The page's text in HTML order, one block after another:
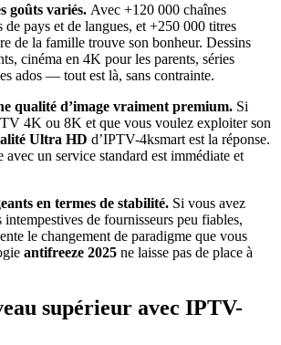
goûts variés. Avec +120 000 chaînes
de pays et de langues, et +250 000 titres
de la famille trouve son bonheur. Dessins
cinéma en 4K pour les parents, séries
ados — tout est là, sans contrainte.
qualité d’image vraiment premium. Si
TV 4K ou 8K et que vous voulez exploiter son
Ultra HD d’IPTV-4ksmart est la réponse.
un service standard est immédiate et
en termes de stabilité. Si vous avez
de fournisseurs peu fiables,
le changement de paradigme que vous
antifreeze 2025 ne laisse pas de place à
supérieur avec IPTV-